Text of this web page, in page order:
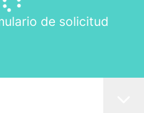
de solicitud